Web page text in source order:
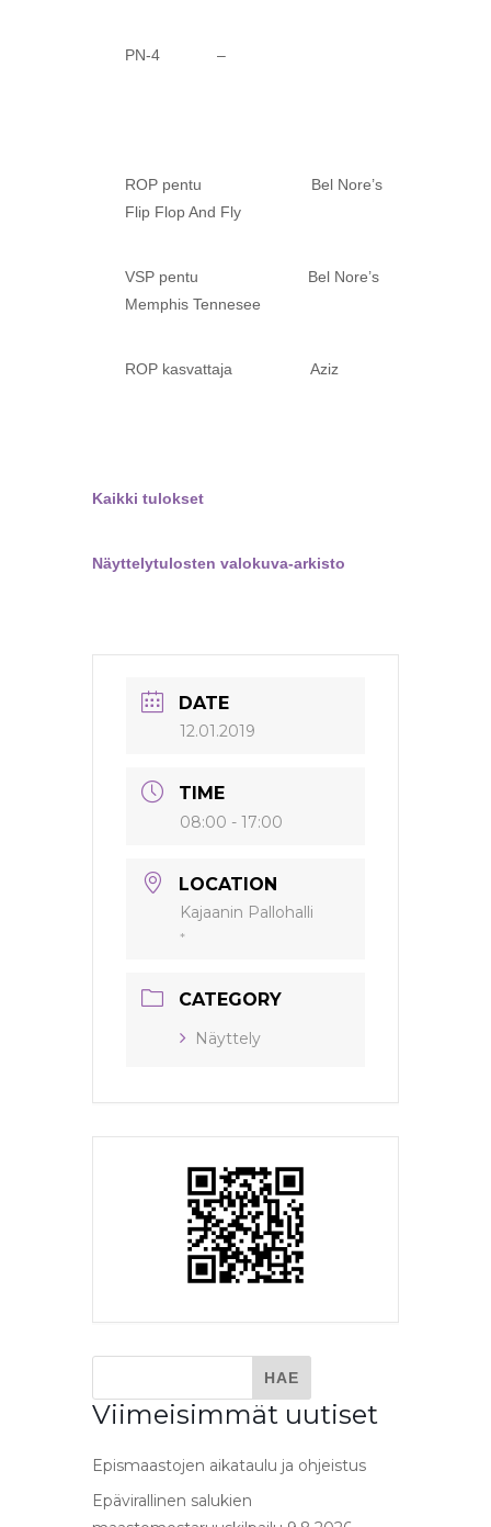
PN-4 –
ROP pentu Bel Nore’s
Flip Flop And Fly
VSP pentu Bel Nore’s
Memphis Tennesee
ROP kasvattaja Aziz
Kaikki tulokset
Näyttelytulosten valokuva-arkisto
DATE
12.01.2019
TIME
08:00 - 17:00
LOCATION
Kajaanin Pallohalli
*
CATEGORY
Näyttely
Viimeisimmät uutiset
Epismaastojen aikataulu ja ohjeistus
Epävirallinen salukien